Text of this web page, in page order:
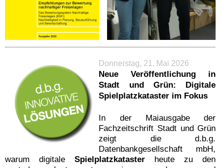
Donnerstag, 21. Mai 2026
Neue Veröffentlichung in
Stadt und Grün: Digitale
Spielplatzkataster im Fokus
In der Maiausgabe der
Fachzeitschrift Stadt und Grün
zeigt die d.b.g.
Datenbankgesellschaft mbH,
warum digitaleSpielplatzkataster heute zu den